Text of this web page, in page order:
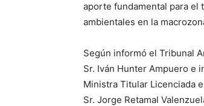
aporte fundamental para el
ambientales en la
Según informó el Tribunal
Sr. Iván Hunter Ampuero e
Ministra Titular Licenciada
Sr. Jorge Retamal